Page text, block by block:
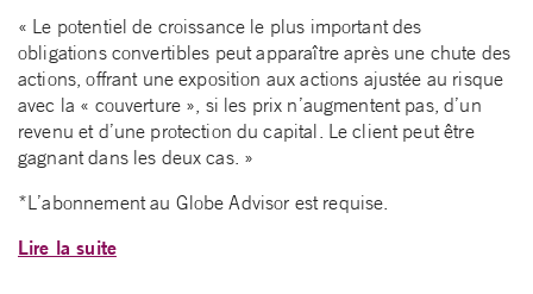
« Le potentiel de croissance le plus important des
obligations convertibles peut apparaître après une chute des
actions, offrant une exposition aux actions ajustée au risque
avec la « couverture », si les prix n’augmentent pas, d’un
revenu et d’une protection du capital. Le client peut être
gagnant dans les deux cas. »
*L’abonnement au Globe Advisor est requise.
Lire la suite